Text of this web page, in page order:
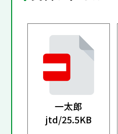
一太郎
jtd/25.5KB